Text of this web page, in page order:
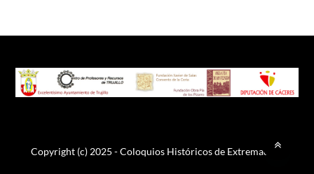
Copyright (c) 2025 - Coloquios Históricos de Extremadura